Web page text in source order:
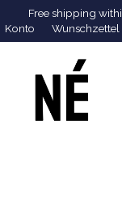
Free shipping
Konto Wunschzettel